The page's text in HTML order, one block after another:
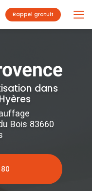
Rappel gratuit
dans
Bois 83660